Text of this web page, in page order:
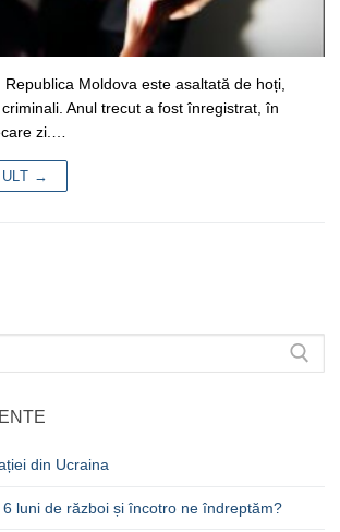
Moldova este asaltată de hoți,
Anul trecut a fost înregistrat, în
zi.…
→
din Ucraina
luni de război și încotro ne îndreptăm?